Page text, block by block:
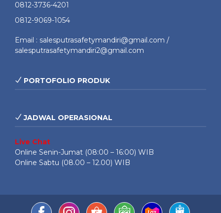
0812-3736-4201
0812-9069-1054
Email : salesputrasafetymandiri@gmail.com /
salesputrasafetymandiri2@gmail.com
PORTOFOLIO PRODUK
JADWAL OPERASIONAL
Live Chat
Online Senin-Jumat (08:00 – 16:00) WIB
Online Sabtu (08.00 – 12.00) WIB